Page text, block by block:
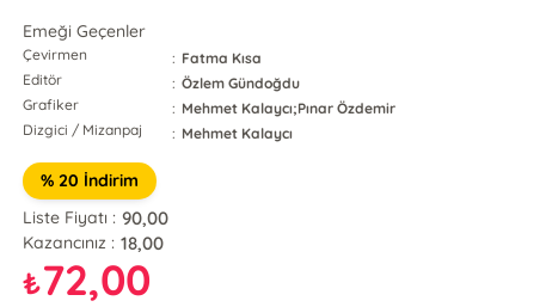
Emeği Geçenler
Çevirmen : Fatma Kısa
Editör
: Özlem Gündoğdu
Grafiker
: Mehmet Kalaycı;Pınar Özdemir
Dizgici / Mizanpaj
: Mehmet Kalaycı
% 20 İndirim
Liste Fiyatı : 90,00
Kazancınız : 18,00
₺72,00